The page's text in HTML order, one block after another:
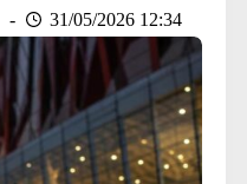
31/05/2026 12:34